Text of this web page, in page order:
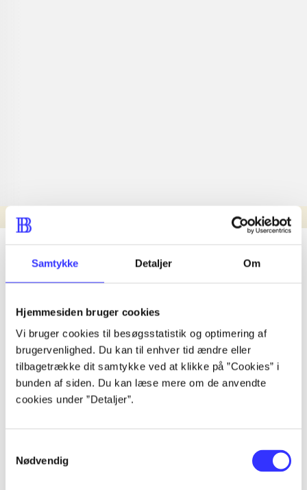
Samtykke Detaljer Om
Hjemmesiden bruger cookies
Vi bruger cookies til besøgsstatistik og optimering af
brugervenlighed. Du kan til enhver tid ændre eller
tilbagetrække dit samtykke ved at klikke på ”Cookies” i
bunden af siden. Du kan læse mere om de anvendte
cookies under ”Detaljer”.
Nødvendig
Nyhed
lorem ipsum dolor sit amet ...
lorem ipsum dolor sit amet ...
lorem ipsum dolor sit amet ...
lorem ipsum dolor sit amet ...
lorem ipsum dolor sit amet ...
lorem ipsum dolor sit amet ...
lorem ipsum dolor sit amet ...